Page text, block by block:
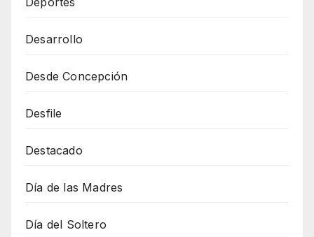
Desarrollo
Desde Concepción
Desfile
Destacado
Día de las Madres
Día del Soltero